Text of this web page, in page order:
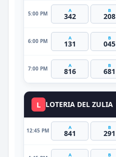
5:00 PM A
342
B
208
6:00 PM A
131
B
045
7:00 PM A
816
B
681
L LOTERIA DEL ZULIA
12:45 PM A
841
B
291
A B